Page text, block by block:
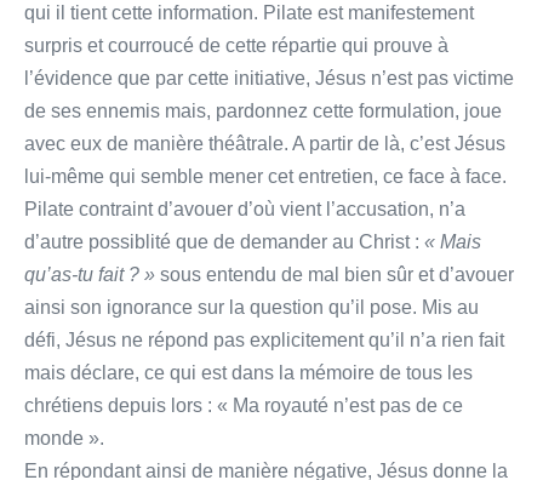
qui il tient cette information. Pilate est manifestement
surpris et courroucé de cette répartie qui prouve à
l’évidence que par cette initiative, Jésus n’est pas victime
de ses ennemis mais, pardonnez cette formulation, joue
avec eux de manière théâtrale. A partir de là, c’est Jésus
lui-même qui semble mener cet entretien, ce face à face.
Pilate contraint d’avouer d’où vient l’accusation, n’a
d’autre possiblité que de demander au Christ : « Mais
qu’as-tu fait ? » sous entendu de mal bien sûr et d’avouer
ainsi son ignorance sur la question qu’il pose. Mis au
défi, Jésus ne répond pas explicitement qu’il n’a rien fait
mais déclare, ce qui est dans la mémoire de tous les
chrétiens depuis lors : « Ma royauté n’est pas de ce
monde ».
En répondant ainsi de manière négative, Jésus donne la